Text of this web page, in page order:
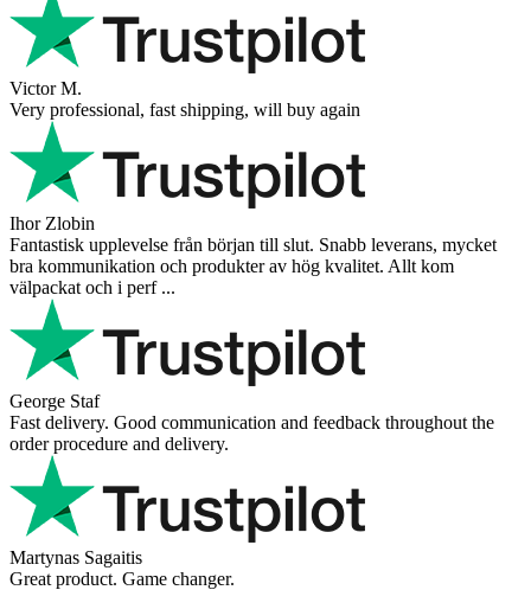
Victor M.
Very professional, fast shipping, will buy again
Ihor Zlobin
Fantastisk upplevelse från början till slut. Snabb leverans, mycket
bra kommunikation och produkter av hög kvalitet. Allt kom
välpackat och i perf ...
George Staf
Fast delivery. Good communication and feedback throughout the
order procedure and delivery.
Martynas Sagaitis
Great product. Game changer.